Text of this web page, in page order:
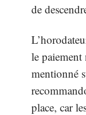
de
le paiement
mentionné
place, car